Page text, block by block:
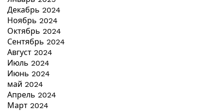
Декабрь 2024
Ноябрь 2024
Октябрь 2024
Сентябрь 2024
Август 2024
Июль 2024
Июнь 2024
май 2024
Апрель 2024
Март 2024